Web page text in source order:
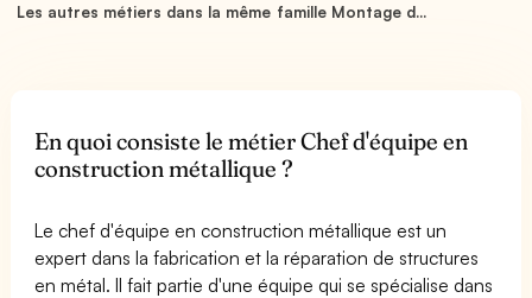
Les autres métiers dans la même famille Montage d...
En quoi consiste le métier Chef d'équipe en
construction métallique ?
Le chef d'équipe en construction métallique est un
expert dans la fabrication et la réparation de structures
en métal. Il fait partie d'une équipe qui se spécialise dans